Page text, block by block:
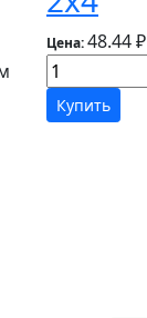
Цена:48.44 ₽
Купить